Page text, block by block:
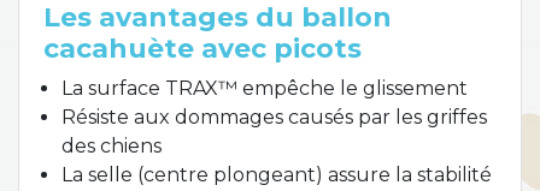
Les avantages du ballon
cacahuète avec picots
La surface TRAX™ empêche le glissement
Résiste aux dommages causés par les griffes
des chiens
La selle (centre plongeant) assure la stabilité